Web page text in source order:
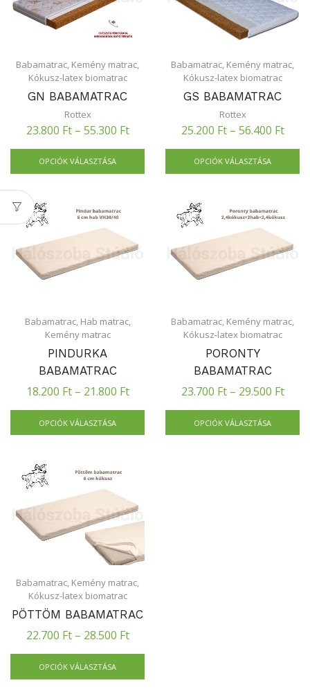
Babamatrac Kemény matrac
Kókusz-latex biomatrac
GN BABAMATRAC
Rottex
23.800 Ft– 55.300 Ft
OPCIÓK VÁLASZTÁSA
Babamatrac Kemény matrac
Kókusz-latex biomatrac
GS BABAMATRAC
Rottex
25.200 Ft– 56.400 Ft
OPCIÓK VÁLASZTÁSA
Babamatrac, Hab matrac,
Kemény matrac
PINDURKA
BABAMATRAC
18.200 Ft– 21.800 Ft
OPCIÓK VÁLASZTÁSA
Babamatrac, Kemény matrac,
Kókusz-latex biomatrac
PORONTY
BABAMATRAC
23.700 Ft– 29.500 Ft
OPCIÓK VÁLASZTÁSA
Babamatrac, Kemény matrac,
Kókusz-latex biomatrac
PÖTTÖM BABAMATRAC
22.700 Ft– 28.500 Ft
OPCIÓK VÁLASZTÁSA